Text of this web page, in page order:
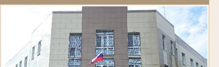
Казаков Александр Федорович родился 1 ноября 1924 года в г. Киштым
Челябинской области. В 1941 году, приписав к своему возрасту год жизни,
попал в артиллерийское училище, по окончании которого был направлен
на фронт в звании младшего лейтенанта.
С 1943 года участвовал в боевых действиях на Воронежском и Юго-
Западном фронтах, принимал участие в сражении на Курской дуге. После
тяжелого ранения 4 сентября 1943 года прошел лечение в госпиталях,
был доставлен в тыл, признан непригодным к боевым действиям и в
1944 году - демобилизован.
Награжден орденом Отечественной войны I степени и шестью медалями.